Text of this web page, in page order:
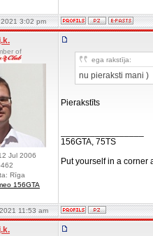
3:02 pm
j.k.
of
Jul 2006
Rīga
156GTA
ega rakstīja:
nu pieraksti mani )
Pierakstīts
156GTA, 75TS
Put yourself in a corner
11:53 am
j.k.